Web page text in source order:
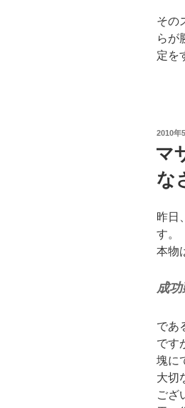
その
らが
定を
投
日:
2010年
マ
な
昨日
す。
本物
成
であ
です
塊に
大切
ござ